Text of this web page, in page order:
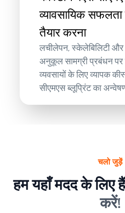
व्यावसायिक
तैयार करना
लचीलेपन, स्केलेबिलिटी और
अनुकूल सामग्री प्रबंधन पर
व्यवसायों के लिए व्यापक
सीएमएस ब्लूप्रिंट का
चलो जुड़ें
हम यहाँ मदद के लिए
करें!